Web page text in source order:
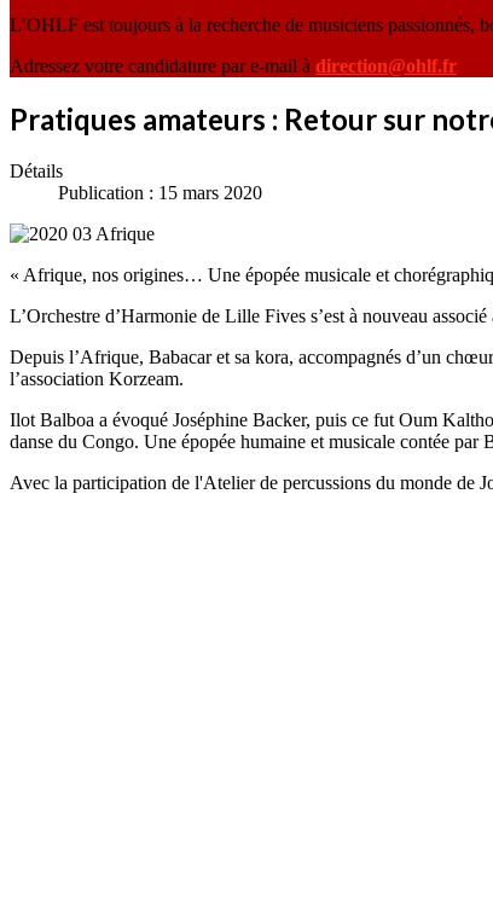
L’OHLF est toujours à la recherche de musiciens passionnés,
Adressez votre candidature par e-mail à direction@ohlf.fr
Pratiques amateurs : Retour sur
Détails
Publication : 15 mars 2020
« Afrique, nos origines… Une épopée musicale et
L’Orchestre d’Harmonie de Lille Fives s’est à nouveau
Depuis l’Afrique, Babacar et sa kora, accompagnés d’un
l’association Korzeam.
Ilot Balboa a évoqué Joséphine Backer, puis ce fut Oum
danse du Congo. Une épopée humaine et musicale contée par
Avec la participation de l'Atelier de percussions du monde de